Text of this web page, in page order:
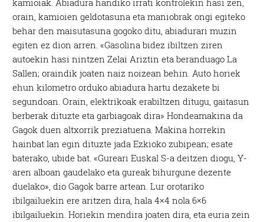
kamioiak. Abiadura handiko irrati kontrolekin hasi zen,
orain, kamioien geldotasuna eta maniobrak ongi egiteko
behar den maisutasuna gogoko ditu, abiadurari muzin
egiten ez dion arren. «Gasolina bidez ibiltzen ziren
autoekin hasi nintzen Zelai Ariztin eta beranduago La
Sallen; oraindik joaten naiz noizean behin. Auto horiek
ehun kilometro orduko abiadura hartu dezakete bi
segundoan. Orain, elektrikoak erabiltzen ditugu, gaitasun
berberak dituzte eta garbiagoak dira» Hondeamakina da
Gagok duen altxorrik preziatuena. Makina horrekin
hainbat lan egin dituzte jada Ezkioko zubipean; esate
baterako, ubide bat. «Gureari Euskal S-a deitzen diogu, Y-
aren alboan gaudelako eta gureak bihurgune dezente
duelako», dio Gagok barre artean. Lur orotariko
ibilgailuekin ere aritzen dira, hala 4×4 nola 6×6
ibilgailuekin. Horiekin mendira joaten dira, eta euria zein